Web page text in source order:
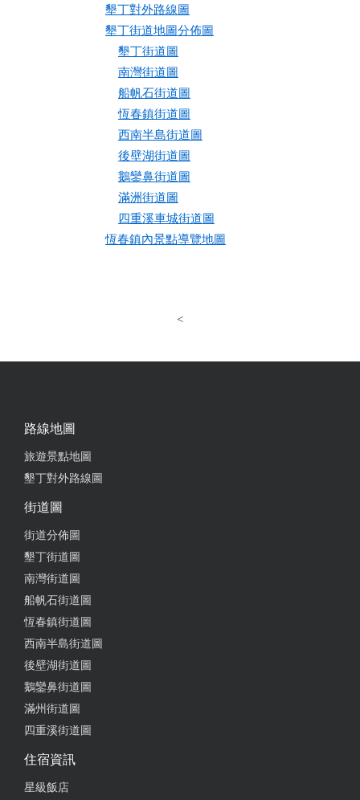
墾丁對外路線圖
墾丁街道地圖分佈圖
墾丁街道圖
南灣街道圖
船帆石街道圖
恆春鎮街道圖
西南半島街道圖
後壁湖街道圖
鵝鑾鼻街道圖
滿洲街道圖
四重溪車城街道圖
恆春鎮內景點導覽地圖
<
路線地圖
旅遊景點地圖
墾丁對外路線圖
街道圖
街道分佈圖
墾丁街道圖
南灣街道圖
船帆石街道圖
恆春鎮街道圖
西南半島街道圖
後壁湖街道圖
鵝鑾鼻街道圖
滿州街道圖
四重溪街道圖
住宿資訊
星級飯店